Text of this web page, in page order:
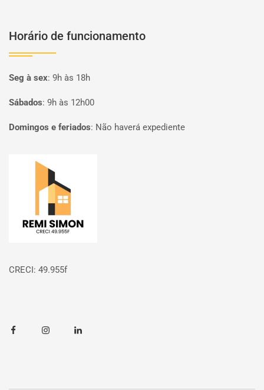
Horário de funcionamento
Seg à sex: 9h às 18h
Sábados: 9h às 12h00
Domingos e feriados: Não haverá expediente
Página inicial
CRECI: 49.955f
FacebookInstagramLinkedin